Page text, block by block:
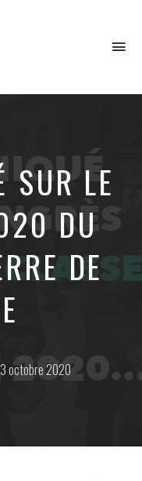
SUR LE
DU
DE
3 octobre 2020